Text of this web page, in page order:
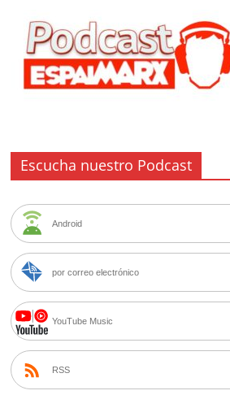
Escucha nuestro Podcast
Android
por correo electrónico
YouTube Music
RSS